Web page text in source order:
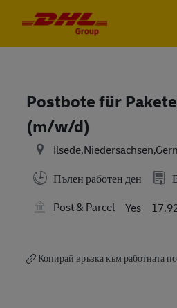
Postbote für
(m/w/d)
Пълен работен ден
Post & Parcel
Yes
Копирай връзка към работната